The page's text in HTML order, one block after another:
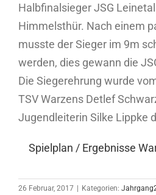
Halbfinalsieger JSG
Himmelsthür. Nach einem
musste der Sieger im 9m
werden, dies gewann die
Die Siegerehrung wurde
TSV Warzens Detlef
Jugendleiterin Silke Lippke
Spielplan / Ergebnisse
26 Februar, 2017 Kategorien: